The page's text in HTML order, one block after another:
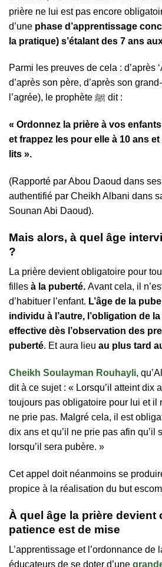
prière ne lui est pas encore
d’une phase d’apprentissage
la pratique) s’étalant des 7 ans
Parmi les preuves de cela : d’après
d’après son père, d’après son
l’agrée), le prophète ﷺ dit :
« Ordonnez la prière à vos
et frappez les pour elle à 10 ans
lits ».
(Rapporté par Abou Daoud dans
authentifié par Cheikh Albani dans
Sounan Abi Daoud).
Mais alors, à quel âge
?
La prière devient obligatoire pour
filles à la puberté. Avant cela, il
d’habituer l’enfant. L’âge de la
individu à l’autre, l’obligation de
effective dès l’observation des
puberté. Et aura lieu au plus tard
Cheikh Soulayman Rouhayli,
dit à ce sujet : « Lorsqu’il atteint dix
toujours pas obligatoire pour lui et il
ne prie pas. Malgré cela, il est
dix ans et qu’il ne prie pas afin qu’il
lorsqu’il sera pubère. »
Cet appel doit néanmoins se
propice à la réalisation du but
À quel âge la prière devient
patience est de mise
L’apprentissage et l’ordonnance
éducateurs de se doter d’une